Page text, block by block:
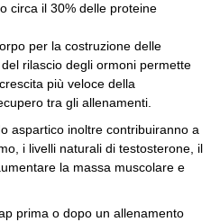
circa il 30% delle proteine
per la costruzione delle
rilascio degli ormoni permette
più veloce della
tra gli allenamenti.
aspartico inoltre contribuiranno a
i livelli naturali di testosterone, il
la massa muscolare e
prima o dopo un allenamento